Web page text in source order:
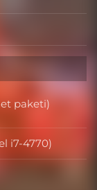
paketi)
i7-4770)